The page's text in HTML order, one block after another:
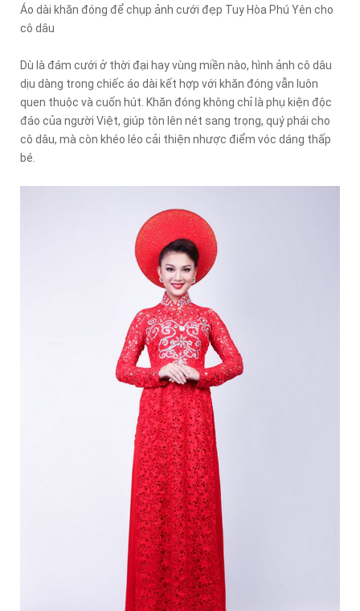
Áo dài khăn đóng để chụp ảnh cưới đẹp Tuy Hòa Phú Yên cho
cô dâu
Dù là đám cưới ở thời đại hay vùng miền nào, hình ảnh cô dâu
dịu dàng trong chiếc áo dài kết hợp với khăn đóng vẫn luôn
quen thuộc và cuốn hút. Khăn đóng không chỉ là phụ kiện độc
đáo của người Việt, giúp tôn lên nét sang trọng, quý phái cho
cô dâu, mà còn khéo léo cải thiện nhược điểm vóc dáng thấp
bé.